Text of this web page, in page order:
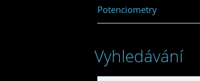
Potenciometry
Vyhledávání